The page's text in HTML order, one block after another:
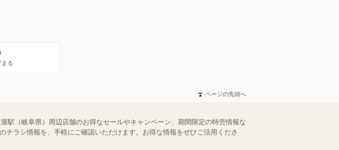
る
ページの先頭へ
駅（岐阜県）周辺店舗のお得なセールやキャンペーン、期間限定の特売情報な
ラシ情報を、手軽にご確認いただけます。お得な情報をぜひご活用くださ